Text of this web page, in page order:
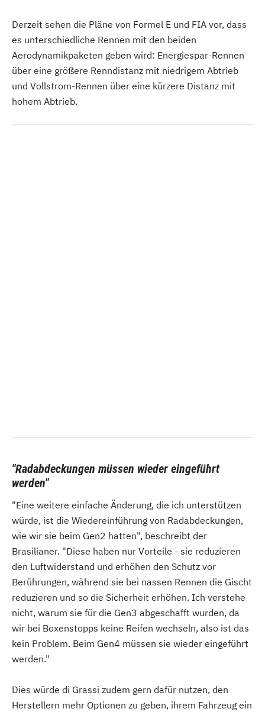
Derzeit sehen die Pläne von Formel E und FIA vor, dass
es unterschiedliche Rennen mit den beiden
Aerodynamikpaketen geben wird: Energiespar-Rennen
über eine größere Renndistanz mit niedrigem Abtrieb
und Vollstrom-Rennen über eine kürzere Distanz mit
hohem Abtrieb.
"Radabdeckungen müssen wieder eingeführt
werden"
"Eine weitere einfache Änderung, die ich unterstützen
würde, ist die Wiedereinführung von Radabdeckungen,
wie wir sie beim Gen2 hatten", beschreibt der
Brasilianer. "Diese haben nur Vorteile - sie reduzieren
den Luftwiderstand und erhöhen den Schutz vor
Berührungen, während sie bei nassen Rennen die Gischt
reduzieren und so die Sicherheit erhöhen. Ich verstehe
nicht, warum sie für die Gen3 abgeschafft wurden, da
wir bei Boxenstopps keine Reifen wechseln, also ist das
kein Problem. Beim Gen4 müssen sie wieder eingeführt
werden."
Dies würde di Grassi zudem gern dafür nutzen, den
Herstellern mehr Optionen zu geben, ihrem Fahrzeug ein